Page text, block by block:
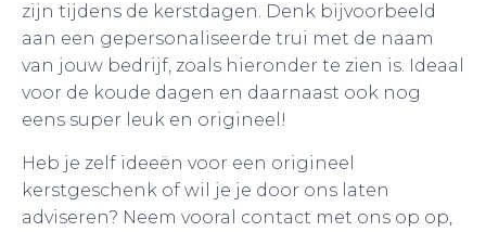
zijn tijdens de kerstdagen. Denk bijvoorbeeld
aan een gepersonaliseerde trui met de naam
van jouw bedrijf, zoals hieronder te zien is. Ideaal
voor de koude dagen en daarnaast ook nog
eens super leuk en origineel!
Heb je zelf ideeën voor een origineel
kerstgeschenk of wil je je door ons laten
adviseren? Neem vooral contact met ons op op,